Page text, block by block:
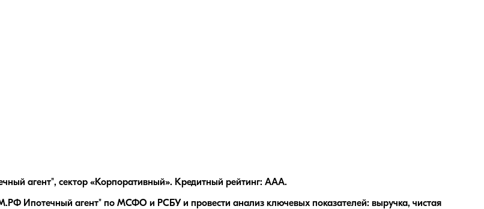
агент", сектор «Корпоративный». Кредитный рейтинг: AAA.
Ипотечный агент" по МСФО и РСБУ и провести анализ ключевых показателей: выручка, чистая